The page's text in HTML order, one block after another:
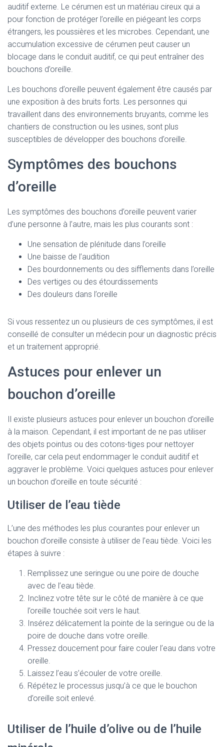
auditif externe. Le cérumen est un matériau cireux qui a
pour fonction de protéger l’oreille en piégeant les corps
étrangers, les poussières et les microbes. Cependant, une
accumulation excessive de cérumen peut causer un
blocage dans le conduit auditif, ce qui peut entraîner des
bouchons d’oreille.
Les bouchons d’oreille peuvent également être causés par
une exposition à des bruits forts. Les personnes qui
travaillent dans des environnements bruyants, comme les
chantiers de construction ou les usines, sont plus
susceptibles de développer des bouchons d’oreille.
Symptômes des bouchons
d’oreille
Les symptômes des bouchons d’oreille peuvent varier
d’une personne à l’autre, mais les plus courants sont :
Une sensation de plénitude dans l’oreille
Une baisse de l’audition
Des bourdonnements ou des sifflements dans l’oreille
Des vertiges ou des étourdissements
Des douleurs dans l’oreille
Si vous ressentez un ou plusieurs de ces symptômes, il est
conseillé de consulter un médecin pour un diagnostic précis
et un traitement approprié.
Astuces pour enlever un
bouchon d’oreille
Il existe plusieurs astuces pour enlever un bouchon d’oreille
à la maison. Cependant, il est important de ne pas utiliser
des objets pointus ou des cotons-tiges pour nettoyer
l’oreille, car cela peut endommager le conduit auditif et
aggraver le problème. Voici quelques astuces pour enlever
un bouchon d’oreille en toute sécurité :
Utiliser de l’eau tiède
L’une des méthodes les plus courantes pour enlever un
bouchon d’oreille consiste à utiliser de l’eau tiède. Voici les
étapes à suivre :
Remplissez une seringue ou une poire de douche
avec de l’eau tiède.
Inclinez votre tête sur le côté de manière à ce que
l’oreille touchée soit vers le haut.
Insérez délicatement la pointe de la seringue ou de la
poire de douche dans votre oreille.
Pressez doucement pour faire couler l’eau dans votre
oreille.
Laissez l’eau s’écouler de votre oreille.
Répétez le processus jusqu’à ce que le bouchon
d’oreille soit enlevé.
Utiliser de l’huile d’olive ou de l’huile